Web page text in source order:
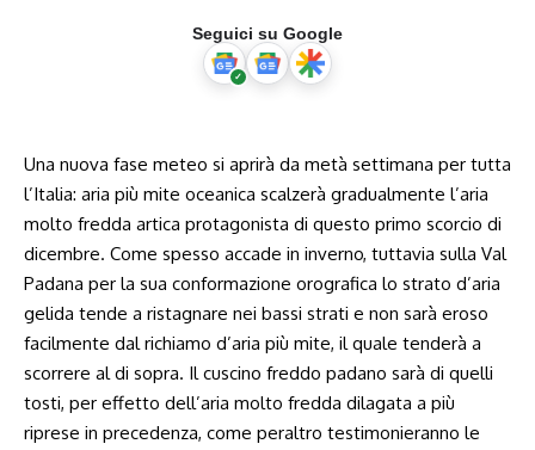
Seguici su Google
Una nuova fase meteo si aprirà da metà settimana per tutta
l’Italia: aria più mite oceanica scalzerà gradualmente l’aria
molto fredda artica protagonista di questo primo scorcio di
dicembre. Come spesso accade in inverno, tuttavia sulla Val
Padana per la sua conformazione orografica lo strato d’aria
gelida tende a ristagnare nei bassi strati e non sarà eroso
facilmente dal richiamo d’aria più mite, il quale tenderà a
scorrere al di sopra. Il cuscino freddo padano sarà di quelli
tosti, per effetto dell’aria molto fredda dilagata a più
riprese in precedenza, come peraltro testimonieranno le